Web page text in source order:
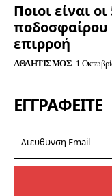
Ποιοι είναι
ποδοσφαίρου
επιρροή
ΑΘΛΗΤΙΣΜΌΣ 1
ΕΓΓΡΑΦΕΊΤΕ